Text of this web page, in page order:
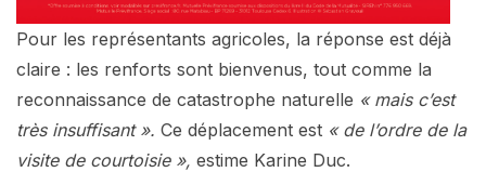
Pour les représentants agricoles, la réponse est déjà
claire : les renforts sont bienvenus, tout comme la
reconnaissance de catastrophe naturelle « mais c’est
très insuffisant ». Ce déplacement est « de l’ordre de la
visite de courtoisie », estime Karine Duc.